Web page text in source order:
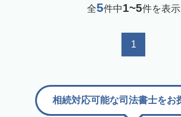
全5件中1~5件を表示
1
相続対応可能な司法書士をお